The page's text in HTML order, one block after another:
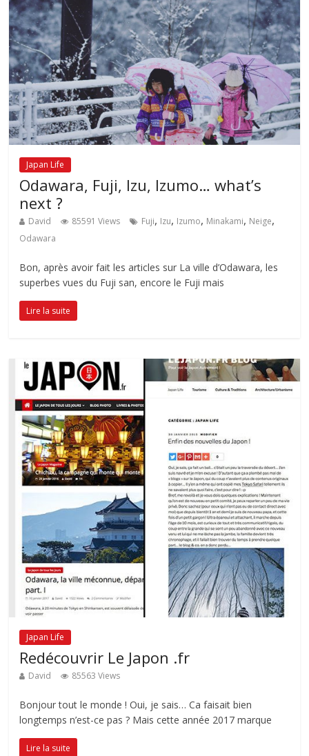
Japan Life
Odawara, Fuji, Izu, Izumo… what’s
next ?
David 85591 Views Fuji, Izu, Izumo, Minakami, Neige,
Odawara
Bon, après avoir fait les articles sur La ville d’Odawara, les
superbes vues du Fuji san, encore le Fuji mais
Lire la suite
Japan Life
Redécouvrir Le Japon .fr
David 85563 Views
Bonjour tout le monde ! Oui, je sais… Ca faisait bien
longtemps n’est-ce pas ? Mais cette année 2017 marque
Lire la suite